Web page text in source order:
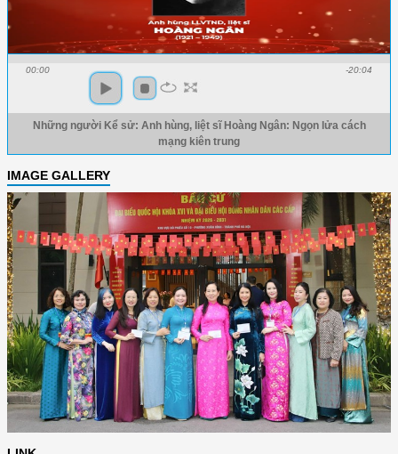
00:00 -20:04
Những người Kể sử: Anh hùng, liệt sĩ Hoàng Ngân: Ngọn lửa cách
mạng kiên trung
IMAGE GALLERY